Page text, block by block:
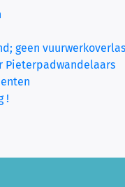
geen
Pieterpadwandelaars
!